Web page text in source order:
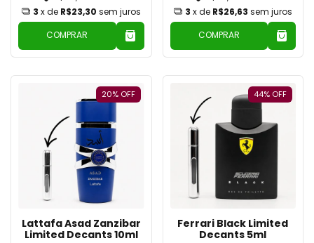
3 x de R$23,30 sem juros
COMPRAR
3 x de R$26,63 sem juros
COMPRAR
20% OFF
Lattafa Asad Zanzibar
Limited Decants 10ml
44% OFF
Ferrari Black Limited
Decants 5ml